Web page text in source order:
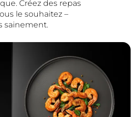
Créez des repas
le souhaitez –
sainement.